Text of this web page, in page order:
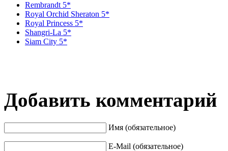
Rembrandt 5*
Royal Orchid Sheraton 5*
Royal Princess 5*
Shangri-La 5*
Siam City 5*
Добавить комментарий
Имя (обязательное)
E-Mail (обязательное)